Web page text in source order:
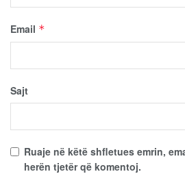
Email *
Sajt
Ruaje në këtë shfletues emrin,
herën tjetër që komentoj.